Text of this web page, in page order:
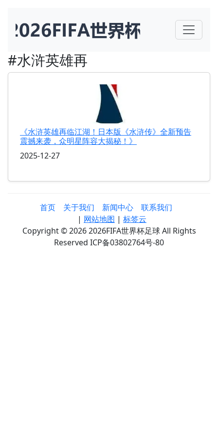
#水浒英雄再
《水浒英雄再临江湖！日本版《水浒传》全新预告
震撼来袭，众明星阵容大揭秘！》
2025-12-27
首页 关于我们 新闻中心
联系我们
| 网站地图 | 标签云
Copyright © 2026 2026FIFA世界杯足球 All Rights
Reserved ICP备03802764号-80